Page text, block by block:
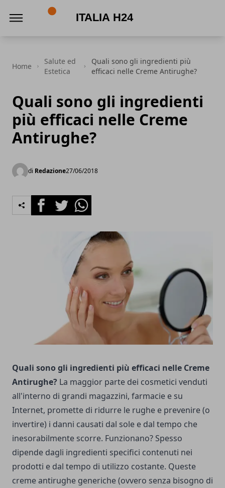
Home
Salute ed
Estetica
Quali sono gli ingredienti più
efficaci nelle Creme Antirughe?
Quali sono gli ingredienti
più efficaci nelle Creme
Antirughe?
di Redazione27/06/2018
FacebookTwitterWhatsapp
Quali sono gli ingredienti più efficaci nelle Creme
Antirughe? La maggior parte dei cosmetici venduti
all'interno di grandi magazzini, farmacie e su
Internet, promette di ridurre le rughe e prevenire (o
invertire) i danni causati dal sole e dal tempo che
inesorabilmente scorre. Funzionano? Spesso
dipende dagli ingredienti specifici contenuti nei
prodotti e dal tempo di utilizzo costante. Queste
creme antirughe generiche (ovvero senza bisogno di